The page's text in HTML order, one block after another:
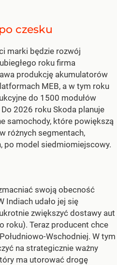
czesku
marki będzie rozwój
roku firma
produkcję akumulatorów
MEB, a w tym roku
do 1500 modułów
2026 roku Skoda planuje
samochody, które powiększą
różnych segmentach,
po model siedmiomiejscowy.
swoją obecność
Indiach udało jej się
zwiększyć dostawy aut
roku). Teraz producent chce
Wschodniej. W tym
na strategicznie ważny
ma utorować drogę